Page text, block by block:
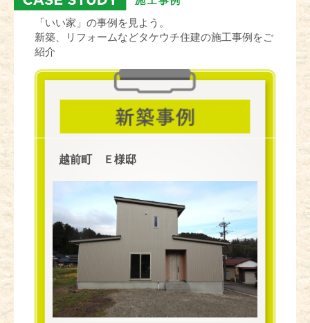
「いい家」の事例を見よう。
新築、リフォームなどタケウチ住建の施工事例をご
紹介
越前町 Ｅ様邸